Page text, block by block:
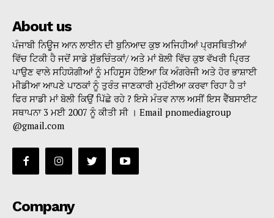
About us
ਪੰਜਾਬੀ ਨਿਊਜ ਆਨ ਲਾਈਨ ਦੀ ਬੁਨਿਆਦ ਕੁਝ ਅਜਿਹੀਆਂ ਪ੍ਰਸਥਿਤੀਆਂ
ਵਿੱਚ ਟਿਕੀ ਹੈ ਜਦੋਂ ਸਾਡੇ ਸੁੱਭਚਿੰਤਕਾਂ/ ਅਤੇ ਮਾਂ ਬੋਲੀ ਵਿੱਚ ਕੁਝ ਵੱਖਰੀ ਪ੍ਰਿਤ
ਪਾਉਣ ਵਾਲੇ ਸਹਿਯੋਗੀਆਂ ਨੂੰ ਮਹਿਸੂਸ ਹੋਇਆ ਕਿ ਅੰਗਰੇਜੀ ਅਤੇ ਹੋਰ ਭਾਸ਼ਾਈ
ਮੀਡੀਆ ਆਪਣੇ ਪਾਠਕਾਂ ਨੂੰ ਤੁਰੰਤ ਜਾਣਕਾਰੀ ਮੁਹੱਈਆ ਕਰਵਾ ਰਿਹਾ ਹੈ ਤਾਂ
ਫਿਰ ਸਾਡੀ ਮਾਂ ਬੋਲੀ ਕਿਉਂ ਪਿੱਛੇ ਰਹੇ ? ਇਸੇ ਮੰਤਵ ਨਾਲ ਅਸੀਂ ਇਸ ਵੈੱਬਸਾਈਟ
ਸਥਾਪਨਾ 3 ਮਈ 2007 ਨੂੰ ਕੀਤੀ ਸੀ । Email pnomediagroup
@gmail.com
Company